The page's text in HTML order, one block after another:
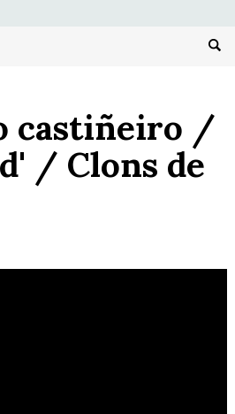
castiñeiro /
/ Clons de